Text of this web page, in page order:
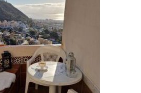
de 93 commentaires : 4,94 sur 5